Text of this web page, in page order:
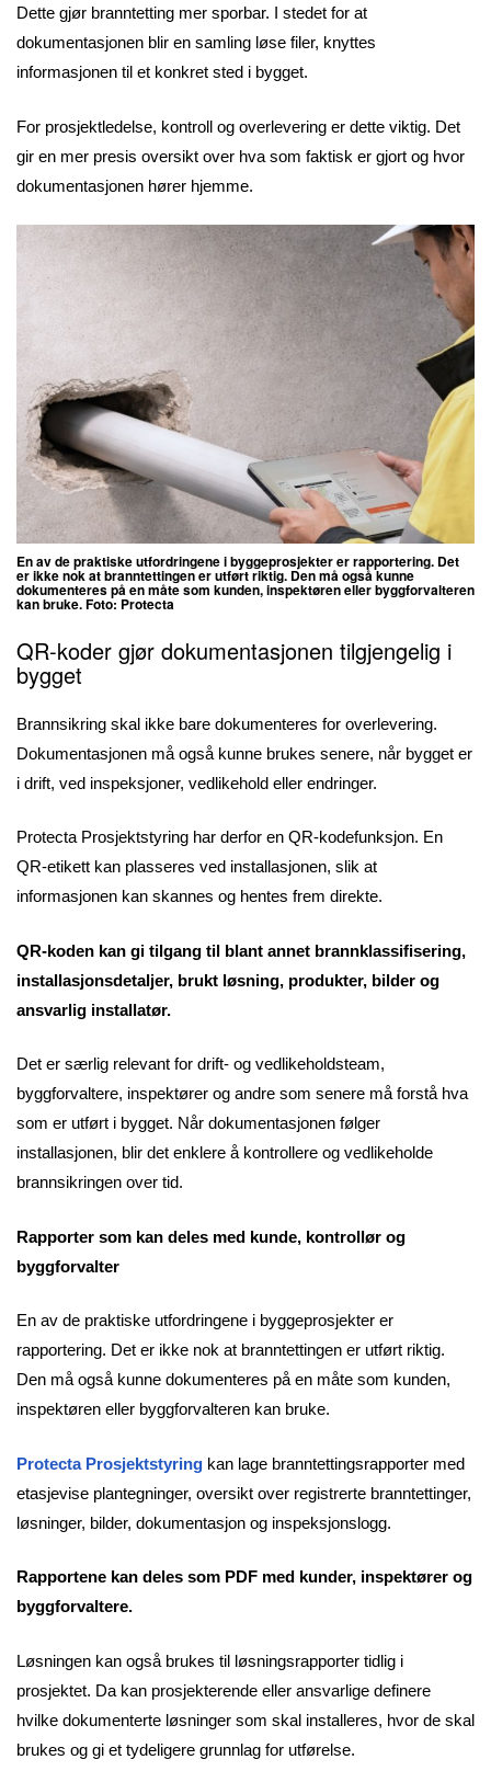
Dette gjør branntetting mer sporbar. I stedet for at
dokumentasjonen blir en samling løse filer, knyttes
informasjonen til et konkret sted i bygget.
For prosjektledelse, kontroll og overlevering er dette viktig. Det
gir en mer presis oversikt over hva som faktisk er gjort og hvor
dokumentasjonen hører hjemme.
En av de praktiske utfordringene i byggeprosjekter er rapportering. Det
er ikke nok at branntettingen er utført riktig. Den må også kunne
dokumenteres på en måte som kunden, inspektøren eller byggforvalteren
kan bruke. Foto: Protecta
QR-koder gjør dokumentasjonen tilgjengelig i
bygget
Brannsikring skal ikke bare dokumenteres for overlevering.
Dokumentasjonen må også kunne brukes senere, når bygget er
i drift, ved inspeksjoner, vedlikehold eller endringer.
Protecta Prosjektstyring har derfor en QR-kodefunksjon. En
QR-etikett kan plasseres ved installasjonen, slik at
informasjonen kan skannes og hentes frem direkte.
QR-koden kan gi tilgang til blant annet brannklassifisering,
installasjonsdetaljer, brukt løsning, produkter, bilder og
ansvarlig installatør.
Det er særlig relevant for drift- og vedlikeholdsteam,
byggforvaltere, inspektører og andre som senere må forstå hva
som er utført i bygget. Når dokumentasjonen følger
installasjonen, blir det enklere å kontrollere og vedlikeholde
brannsikringen over tid.
Rapporter som kan deles med kunde, kontrollør og
byggforvalter
En av de praktiske utfordringene i byggeprosjekter er
rapportering. Det er ikke nok at branntettingen er utført riktig.
Den må også kunne dokumenteres på en måte som kunden,
inspektøren eller byggforvalteren kan bruke.
Protecta Prosjektstyring kan lage branntettingsrapporter med
etasjevise plantegninger, oversikt over registrerte branntettinger,
løsninger, bilder, dokumentasjon og inspeksjonslogg.
Rapportene kan deles som PDF med kunder, inspektører og
byggforvaltere.
Løsningen kan også brukes til løsningsrapporter tidlig i
prosjektet. Da kan prosjekterende eller ansvarlige definere
hvilke dokumenterte løsninger som skal installeres, hvor de skal
brukes og gi et tydeligere grunnlag for utførelse.